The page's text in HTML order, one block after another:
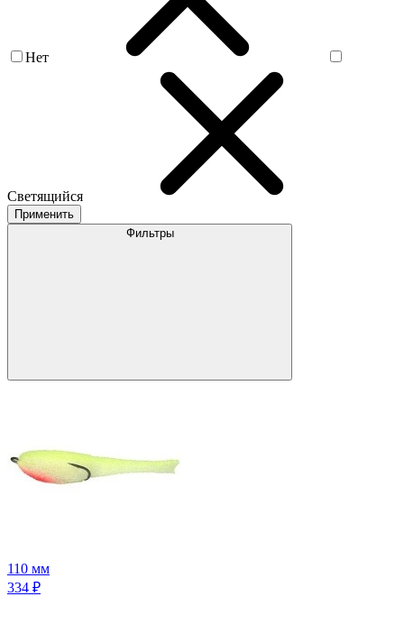
Нет
Светящийся
Применить
Фильтры
110 мм
334 ₽